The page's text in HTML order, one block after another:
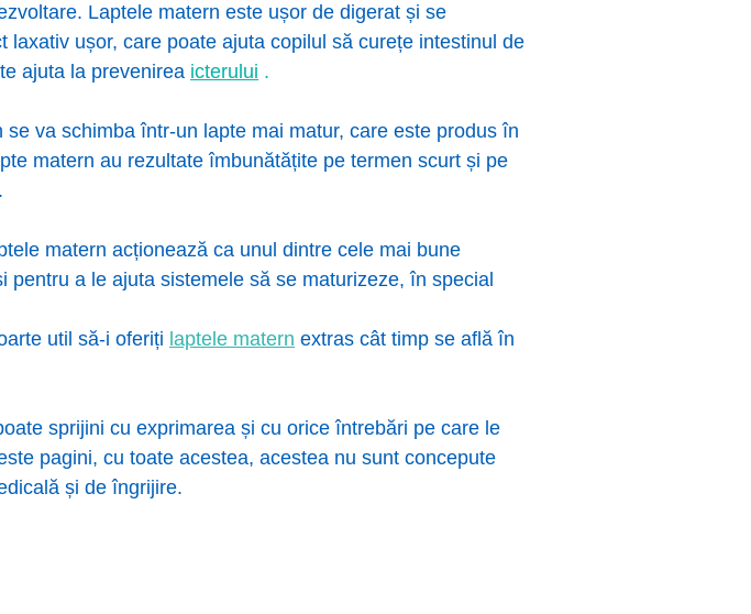
Laptele matern este ușor de digerat și se
ușor, care poate ajuta copilul să curețe intestinul de
ajuta la prevenirea icterului .
va schimba într-un lapte mai matur, care este produs în
matern au rezultate îmbunătățite pe termen scurt și pe
matern acționează ca unul dintre cele mai bune
a le ajuta sistemele să se maturizeze, în special
util să-i oferiți laptele matern extras cât timp se află în
sprijini cu exprimarea și cu orice întrebări pe care le
pagini, cu toate acestea, acestea nu sunt concepute
și de îngrijire.